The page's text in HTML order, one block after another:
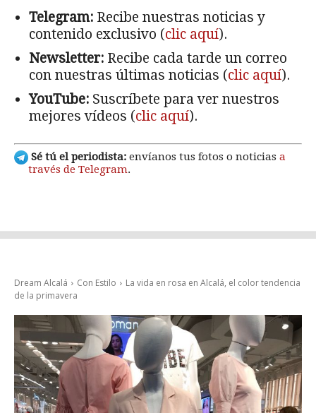
Telegram: Recibe nuestras noticias y
contenido exclusivo (clic aquí).
Newsletter: Recibe cada tarde un correo
con nuestras últimas noticias (clic aquí).
YouTube: Suscríbete para ver nuestros
mejores vídeos (clic aquí).
Sé tú el periodista: envíanos tus fotos o noticias a
través de Telegram.